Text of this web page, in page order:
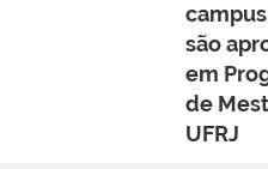
são
em
de
UFRJ